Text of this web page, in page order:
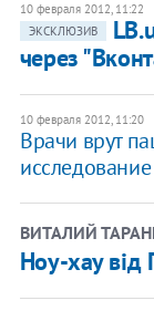
10 февраля 2012, 11:22
ЭКСКЛЮЗИВ
через
10 февраля 2012, 11:20
Врачи врут
исследование
ВИТАЛИЙ
Ноу-хау від